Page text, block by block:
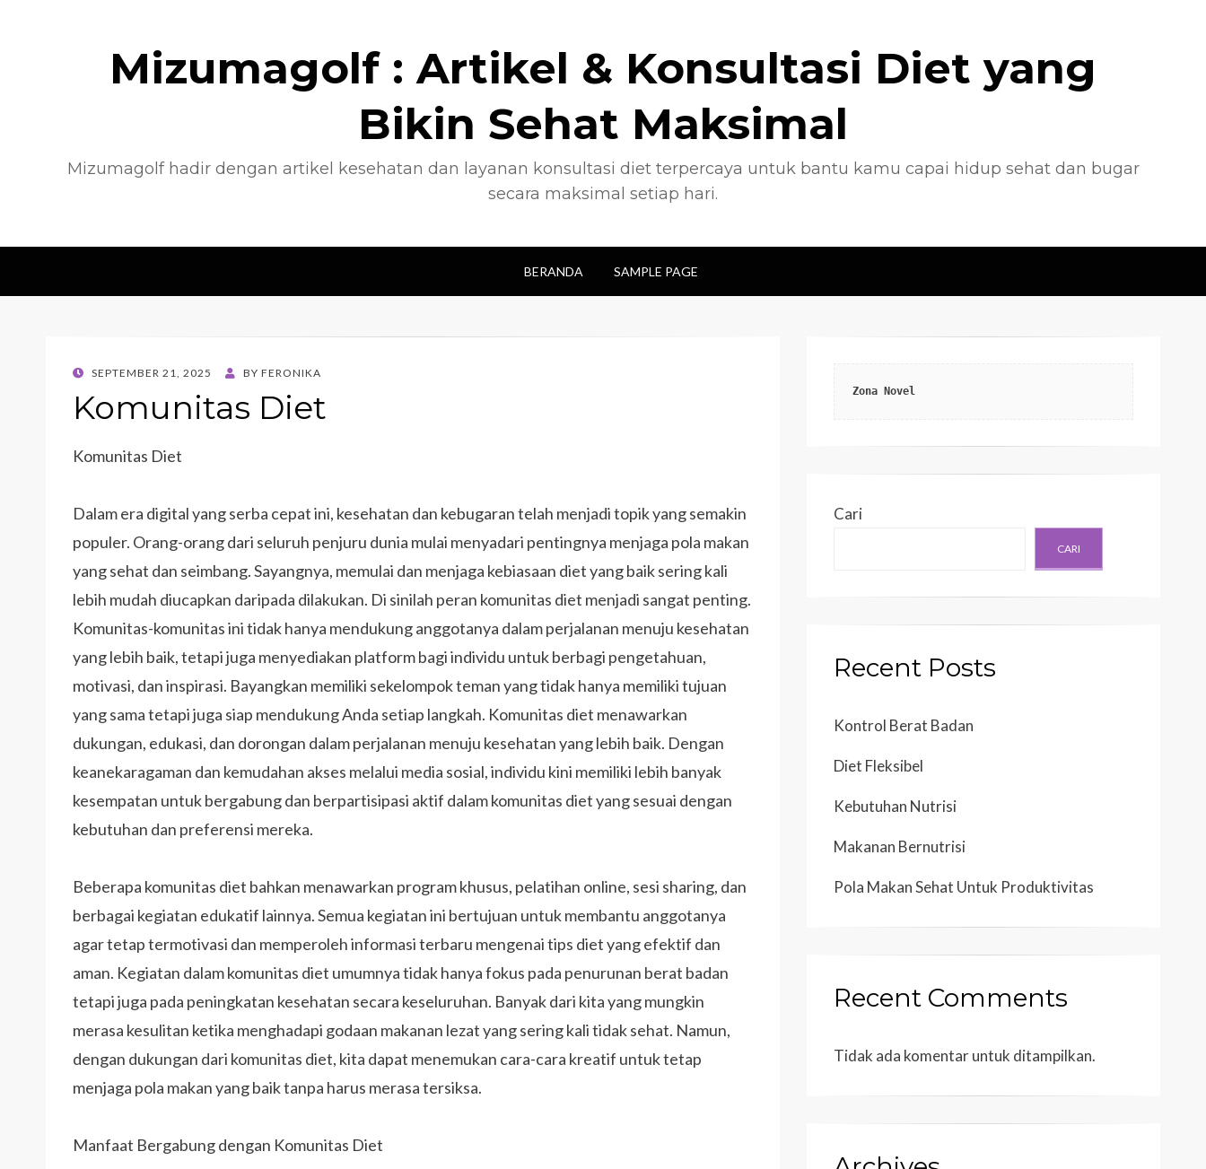
Mizumagolf : Artikel & Konsultasi Diet yang
Bikin Sehat Maksimal
Mizumagolf hadir dengan artikel kesehatan dan layanan konsultasi diet terpercaya untuk bantu kamu capai hidup sehat dan bugar
secara maksimal setiap hari.
BERANDA SAMPLE PAGE
POSTED
SEPTEMBER 21, 2025 BY FERONIKA
Komunitas Diet
Komunitas Diet
Dalam era digital yang serba cepat ini, kesehatan dan kebugaran telah menjadi topik yang semakin
populer. Orang-orang dari seluruh penjuru dunia mulai menyadari pentingnya menjaga pola makan
yang sehat dan seimbang. Sayangnya, memulai dan menjaga kebiasaan diet yang baik sering kali
lebih mudah diucapkan daripada dilakukan. Di sinilah peran komunitas diet menjadi sangat penting.
Komunitas-komunitas ini tidak hanya mendukung anggotanya dalam perjalanan menuju kesehatan
yang lebih baik, tetapi juga menyediakan platform bagi individu untuk berbagi pengetahuan,
motivasi, dan inspirasi. Bayangkan memiliki sekelompok teman yang tidak hanya memiliki tujuan
yang sama tetapi juga siap mendukung Anda setiap langkah. Komunitas diet menawarkan
dukungan, edukasi, dan dorongan dalam perjalanan menuju kesehatan yang lebih baik. Dengan
keanekaragaman dan kemudahan akses melalui media sosial, individu kini memiliki lebih banyak
kesempatan untuk bergabung dan berpartisipasi aktif dalam komunitas diet yang sesuai dengan
kebutuhan dan preferensi mereka.
Beberapa komunitas diet bahkan menawarkan program khusus, pelatihan online, sesi sharing, dan
berbagai kegiatan edukatif lainnya. Semua kegiatan ini bertujuan untuk membantu anggotanya
agar tetap termotivasi dan memperoleh informasi terbaru mengenai tips diet yang efektif dan
aman. Kegiatan dalam komunitas diet umumnya tidak hanya fokus pada penurunan berat badan
tetapi juga pada peningkatan kesehatan secara keseluruhan. Banyak dari kita yang mungkin
merasa kesulitan ketika menghadapi godaan makanan lezat yang sering kali tidak sehat. Namun,
dengan dukungan dari komunitas diet, kita dapat menemukan cara-cara kreatif untuk tetap
menjaga pola makan yang baik tanpa harus merasa tersiksa.
Manfaat Bergabung dengan Komunitas Diet
Zona Novel
Cari
CARI
Recent Posts
Kontrol Berat Badan
Diet Fleksibel
Kebutuhan Nutrisi
Makanan Bernutrisi
Pola Makan Sehat Untuk Produktivitas
Recent Comments
Tidak ada komentar untuk ditampilkan.